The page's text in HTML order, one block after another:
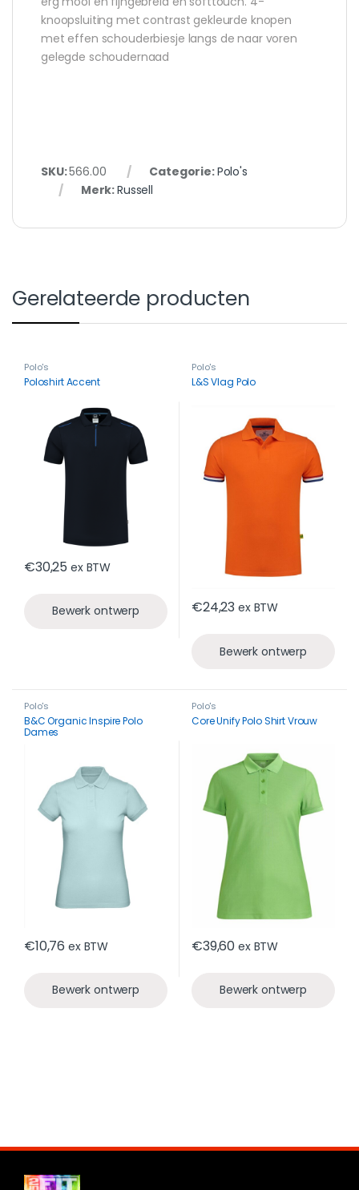
knoopsluiting met contrast gekleurde knopen
met effen schouderbiesje langs de naar voren
gelegde schoudernaad
SKU:566.00 Categorie:Polo's
Merk:Russell
Gerelateerde producten
Polo's
Poloshirt Accent
€30,25 ex BTW
Bewerk ontwerp
Polo's
L&S Vlag Polo
€24,23 ex BTW
Bewerk ontwerp
Polo's
B&C Organic Inspire Polo
Dames
€10,76 ex BTW
Bewerk ontwerp
Polo's
Core Unify Polo Shirt Vrouw
€39,60 ex BTW
Bewerk ontwerp